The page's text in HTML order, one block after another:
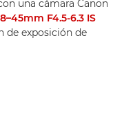
una cámara Canon
F4.5-6.3 IS
de exposición de